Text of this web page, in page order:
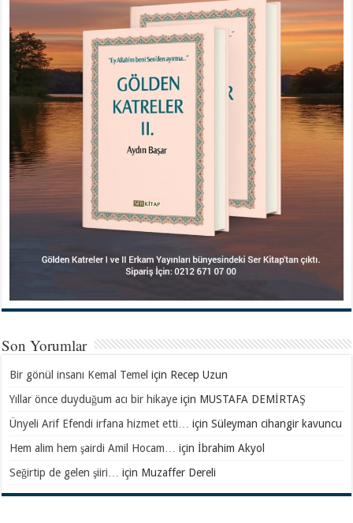
Son Yorumlar
Bir gönül insanı Kemal Temel için Recep Uzun
Yıllar önce duyduğum acı bir hikaye için MUSTAFA DEMİRTAŞ
Ünyeli Arif Efendi irfana hizmet etti…
içinSüleyman cihangir kavuncu
Hem alim hem şairdi Amil Hocam…
içinİbrahim Akyol
Seğirtip de gelen şiiri…
için Muzaffer Dereli